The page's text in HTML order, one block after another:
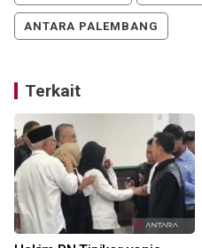
ANTARA PALEMBANG
Terkait